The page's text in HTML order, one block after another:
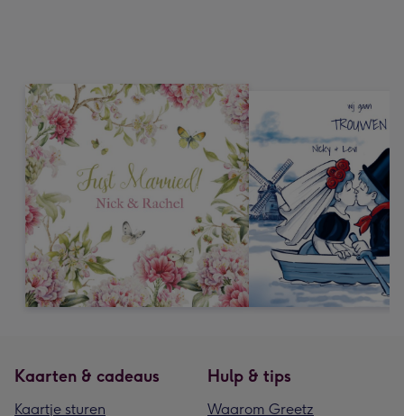
Kaarten & cadeaus
Kaartje sturen
Hulp & tips
Waarom Greetz